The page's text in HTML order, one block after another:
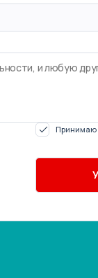
Принимаю